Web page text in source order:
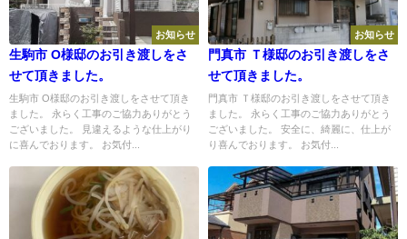
お知らせ
生駒市 O様邸のお引き渡しをさ
せて頂きました。
生駒市 O様邸のお引き渡しをさせて頂き
ました。 永らく工事のご協力ありがとう
ございました。 見違えるような仕上がり
に喜んでおります。 お気付...
お知らせ
門真市 Ｔ様邸のお引き渡しをさ
せて頂きました。
門真市 Ｔ様邸のお引き渡しをさせて頂き
ました。 永らく工事のご協力ありがとう
ございました。 安全に、綺麗に、仕上が
り喜んでおります。 お気付...